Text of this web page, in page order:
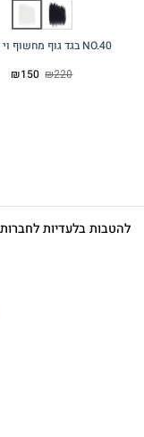
NO.40 בגד גוף מחשוף וי שמנת
₪220 המחיר
₪150
להטבות בלעדיות